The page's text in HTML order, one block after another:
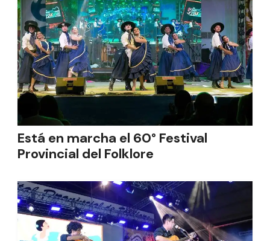
Está en marcha el 60° Festival
Provincial del Folklore